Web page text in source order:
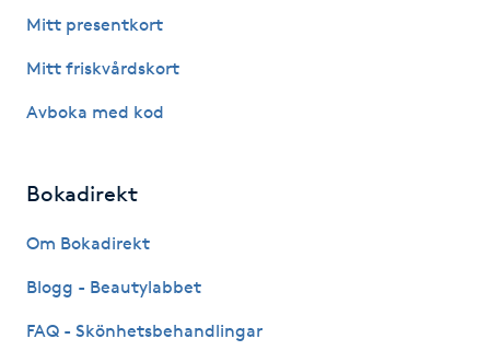
HIFU
Hot Stone Massage
Hot yoga
Mitt presentkort
Mitt friskvårdskort
Avboka med kod
Bokadirekt
Om Bokadirekt
Blogg - Beautylabbet
FAQ - Skönhetsbehandlingar